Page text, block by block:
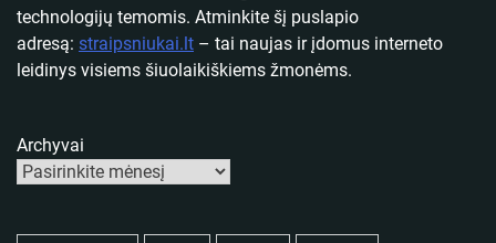
technologijų temomis. Atminkite šį puslapio
adresą: straipsniukai.lt – tai naujas ir įdomus interneto
leidinys visiems šiuolaikiškiems žmonėms.
Archyvai